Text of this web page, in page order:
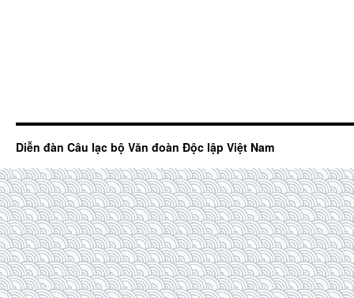
Diễn đàn Câu lạc bộ Văn đoàn Độc lập Việt Nam